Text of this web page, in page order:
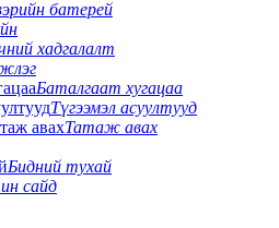
батерей
хадгалалт
Баталгаат хугацаа
Түгээмэл асуултууд
Татаж авах
Бидний тухай
сайд